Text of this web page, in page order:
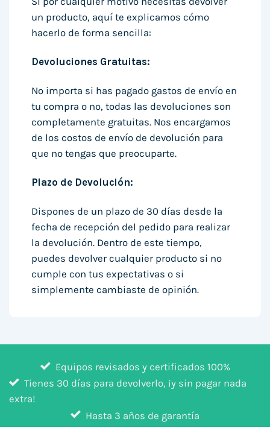
un producto, aquí te explicamos cómo
hacerlo de forma sencilla:
Devoluciones Gratuitas:
No importa si has pagado gastos de envío en
tu compra o no, todas las devoluciones son
completamente gratuitas. Nos encargamos
de los costos de envío de devolución para
que no tengas que preocuparte.
Plazo de Devolución:
Dispones de un plazo de 30 días desde la
fecha de recepción del pedido para realizar
la devolución. Dentro de este tiempo,
puedes devolver cualquier producto si no
cumple con tus expectativas o si
simplemente cambiaste de opinión.
Equipos revisados y certificados 100%
Tienes 30 días para devolverlo, ¡y sin pagar nada
extra!
Hasta 3 años de garantía